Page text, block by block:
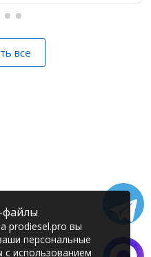
все
файлы
prodiesel.pro вы
персональные
использованием